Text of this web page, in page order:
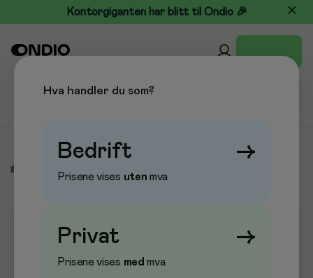
Kontorgiganten har blitt til Ondio 🎉
Hva handler du som?
Bedrift →
Prisene vises uten mva
Privat →
Prisene vises med mva